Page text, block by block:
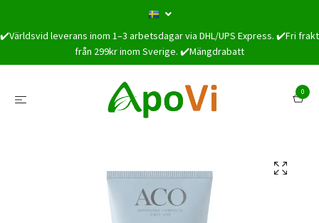
✔️Världsvid leverans inom 1–3 arbetsdagar via DHL/UPS Express. ✔️Fri frakt
från 299kr inom Sverige. ✔️Mängdrabatt
0